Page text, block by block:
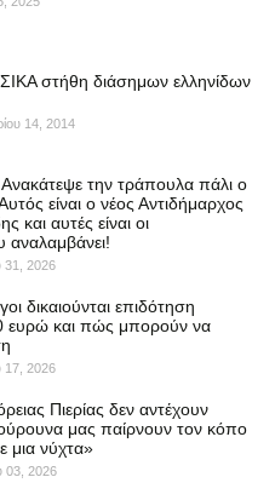
στήθη διάσημων ελληνίδων
14, 2014
την τράπουλα πάλι ο
είναι ο νέος Αντιδήμαρχος
και αυτές είναι οι
αναλαμβάνει!
31, 2026
δικαιούνται επιδότηση
ευρώ και πώς μπορούν να
17, 2026
Πιερίας δεν αντέχουν
μας παίρνουν τον κόπο
μια νύχτα»
03, 2026